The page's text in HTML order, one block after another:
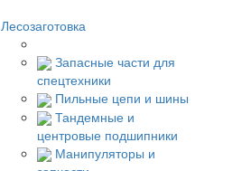
Лесозаготовка
Запасные части для
спецтехники
Пильные цепи и шины
Тандемные и
центровые подшипники
Манипуляторы и